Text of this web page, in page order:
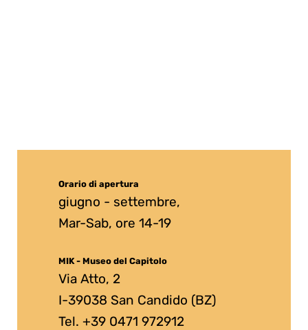
Orario di apertura
giugno - settembre,
Mar-Sab, ore 14-19
MIK - Museo del Capitolo
Via Atto, 2
I-39038 San Candido (BZ)
Tel. +39 0471 972912